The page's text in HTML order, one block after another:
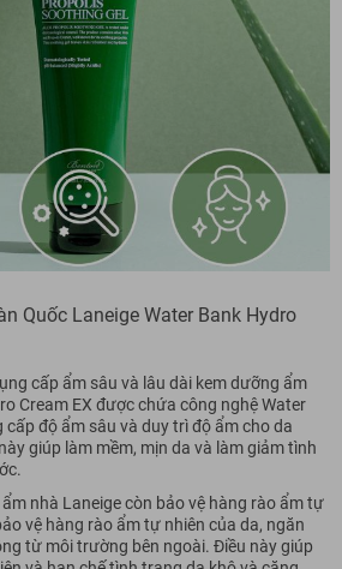
Quốc Laneige Water Bank Hydro
cấp ẩm sâu và lâu dài kem dưỡng ẩm
Cream EX được chứa công nghệ Water
cấp độ ẩm sâu và duy trì độ ẩm cho da
giúp làm mềm, mịn da và làm giảm tình
nhà Laneige còn bảo vệ hàng rào ẩm tự
vệ hàng rào ẩm tự nhiên của da, ngăn
từ môi trường bên ngoài. Điều này giúp